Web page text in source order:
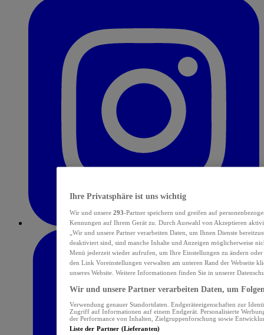
Ihre Privatsphäre ist uns wichtig
Wir und unsere 293-Partner speichern und greifen auf
Kennungen auf Ihrem Gerät zu. Durch Auswahl von Akzeptieren
„Wir und unsere Partner verarbeiten Daten, um Ihnen Dienste
deaktiviert sind, sind manche Inhalte und Anzeigen möglicherweise
Menü jederzeit wieder aufrufen, um Ihre Einstellungen zu ändern
den Link Voreinstellungen verwalten am unteren Rand der Webseite
unseres Website. Weitere Informationen finden Sie in unserer
Wir und unsere Partner verarbeiten Daten, um
Verwendung genauer Standortdaten. Endgeräteeigenschaften zur
Zugriff auf Informationen auf einem Endgerät. Personalisierte
der Performance von Inhalten, Zielgruppenforschung sowie
Liste der Partner (Lieferanten)